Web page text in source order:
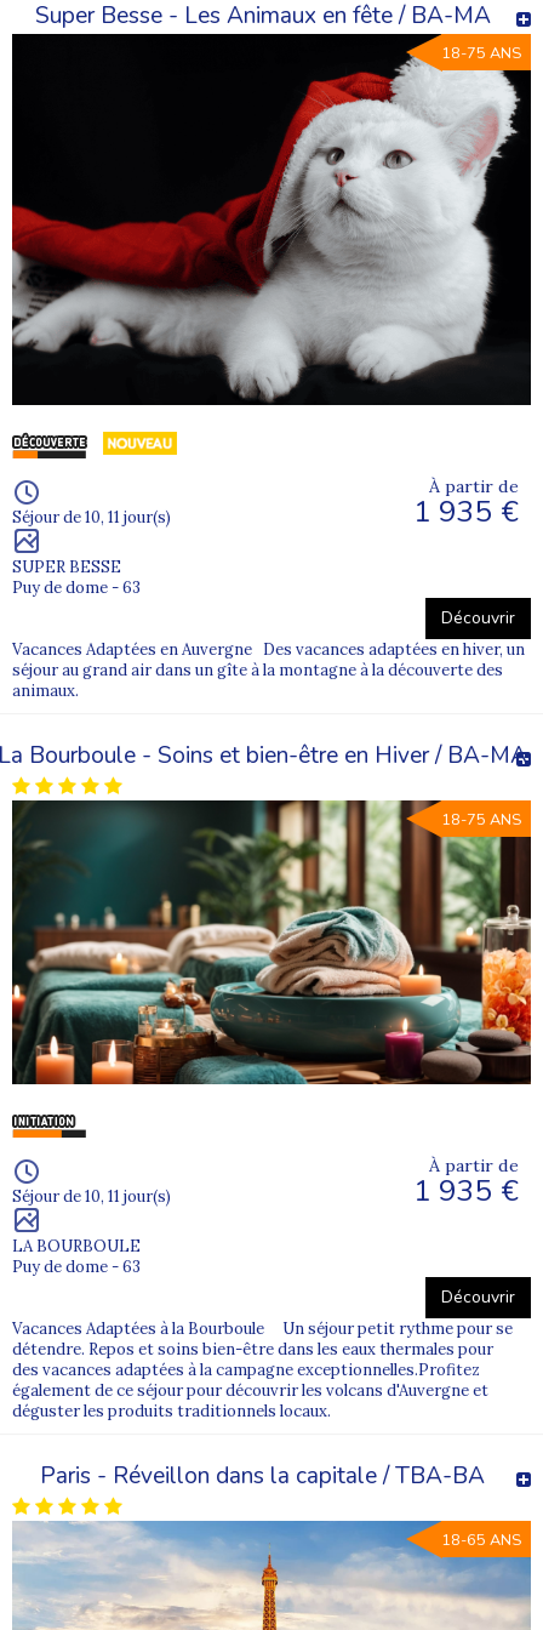
Super Besse - Les Animaux en fête / BA-MA
18-75 ANS
Séjour de 10, 11 jour(s)
SUPER BESSE
Puy de dome - 63
À partir de
1 935 €
Découvrir
Vacances Adaptées en Auvergne Des vacances adaptées en hiver, un
séjour au grand air dans un gîte à la montagne à la découverte des
animaux.
Bourboule - Soins et bien-être en Hiver / BA-MA
18-75 ANS
Séjour de 10, 11 jour(s)
LA BOURBOULE
Puy de dome - 63
À partir de
1 935 €
Découvrir
Vacances Adaptées à la Bourboule Un séjour petit rythme pour se
détendre. Repos et soins bien-être dans les eaux thermales pour
des vacances adaptées à la campagne exceptionnelles.Profitez
également de ce séjour pour découvrir les volcans d'Auvergne et
déguster les produits traditionnels locaux.
Paris - Réveillon dans la capitale / TBA-BA
18-65 ANS